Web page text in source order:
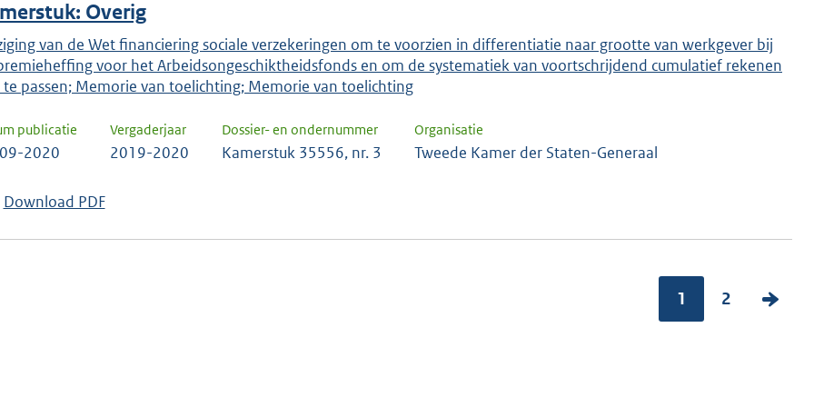
Overig
van de Wet financiering sociale verzekeringen om te voorzien in differentiatie naar grootte van werkgever bij
voor het Arbeidsongeschiktheidsfonds en om de systematiek van voortschrijdend cumulatief rekenen
te passen; Memorie van toelichting; Memorie van toelichting
publicatie
2020
Vergaderjaar
2019-2020
Dossier- en ondernummer
Kamerstuk 35556, nr. 3
Organisatie
Tweede Kamer der Staten-Generaal
Download PDF
1 2
V